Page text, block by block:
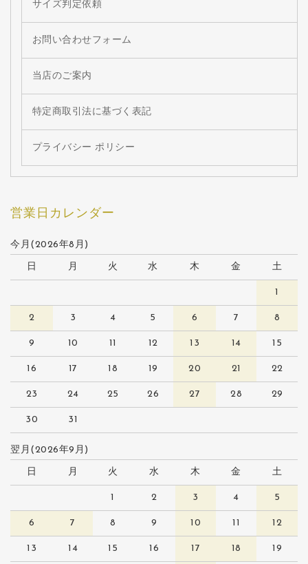
サイズ判定依頼
お問い合わせフォーム
当店のご案内
特定商取引法に基づく表記
プライバシー ポリシー
営業日カレンダー
今月(2026年8月)
日 月 火 水 木 金 土
1
2 3 4 5 6 7 8
9 10 11 12 13 14 15
16 17 18 19 20 21 22
23 24 25 26 27 28 29
30 31
翌月(2026年9月)
日 月 火 水 木 金 土
1 2 3 4 5
6 7 8 9 10 11 12
13 14 15 16 17 18 19